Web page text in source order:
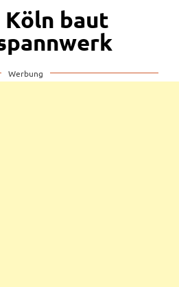
Köln baut
Werbung